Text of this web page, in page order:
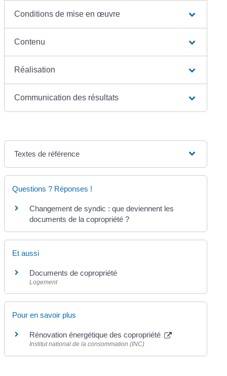
Conditions de mise en œuvre
Contenu
Réalisation
Communication des résultats
Textes de référence
Questions ? Réponses !
Changement de syndic : que deviennent les
documents de la copropriété ?
Et aussi
Documents de copropriété
Logement
Pour en savoir plus
Rénovation énergétique des copropriété
Institut national de la consommation (INC)